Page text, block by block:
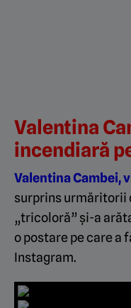
Valentina
incendiară
Valentina Cambei,
surprins urmăritorii
„tricoloră” și-a
o postare pe care a
Instagram.